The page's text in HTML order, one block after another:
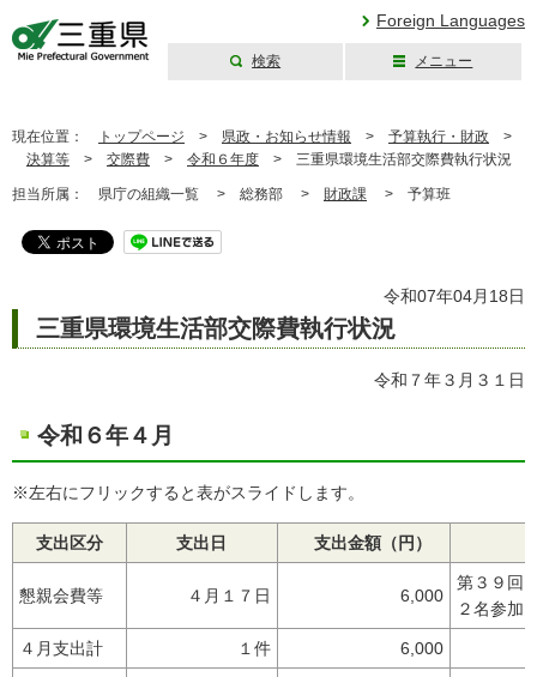
Foreign Languages
検索 メニュー
現在位置： トップページ > 県政・お知らせ情報 > 予算執行・財政 >
決算等 > 交際費 > 令和６年度 > 三重県環境生活部交際費執行状況
担当所属： 県庁の組織一覧 > 総務部 > 財政課 > 予算班
令和07年04月18日
三重県環境生活部交際費執行状況
令和７年３月３１日
令和６年４月
※左右にフリックすると表がスライドします。
支出区分 支出日 支出金額（円）
懇親会費等 ４月１７日 6,000
第３９回
２名参加
４月支出計 １件 6,000